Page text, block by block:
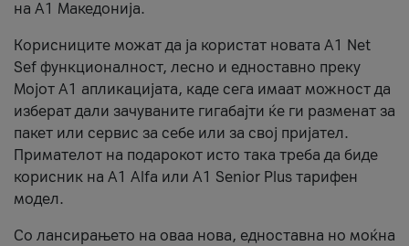
на А1 Македонија.
Корисниците можат да ја користат новата А1 Net
Sef функционалност, лесно и едноставно преку
Мојот А1 апликацијата, каде сега имаат можност да
изберат дали зачуваните гигабајти ќе ги разменат за
пакет или сервис за себе или за свој пријател.
Примателот на подарокот исто така треба да биде
корисник на А1 Alfa или A1 Senior Plus тарифен
модел.
Со лансирањето на оваа нова, едноставна но моќна